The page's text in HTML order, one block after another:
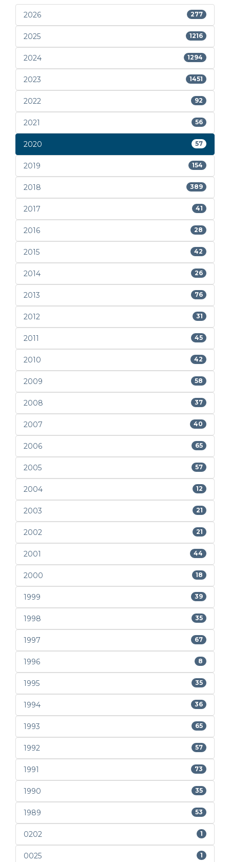
2026 277
2025 1216
2024 1294
2023 1451
2022 92
2021 56
2020 57
2019 154
2018 389
2017 41
2016 28
2015 42
2014 26
2013 76
2012 31
2011 45
2010 42
2009 58
2008 37
2007 40
2006 65
2005 57
2004 12
2003 21
2002 21
2001 44
2000 18
1999 39
1998 35
1997 67
1996 8
1995 35
1994 36
1993 65
1992 57
1991 73
1990 35
1989 53
0202 1
0025 1